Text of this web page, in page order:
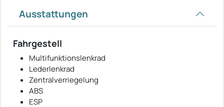
Ausstattungen
Fahrgestell
Multifunktionslenkrad
Lederlenkrad
Zentralverriegelung
ABS
ESP